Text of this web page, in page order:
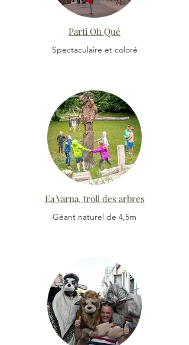
Parti Oh Qué
Spectaculaire et coloré
Ea Varna, troll des arbres
Géant naturel de 4,5m